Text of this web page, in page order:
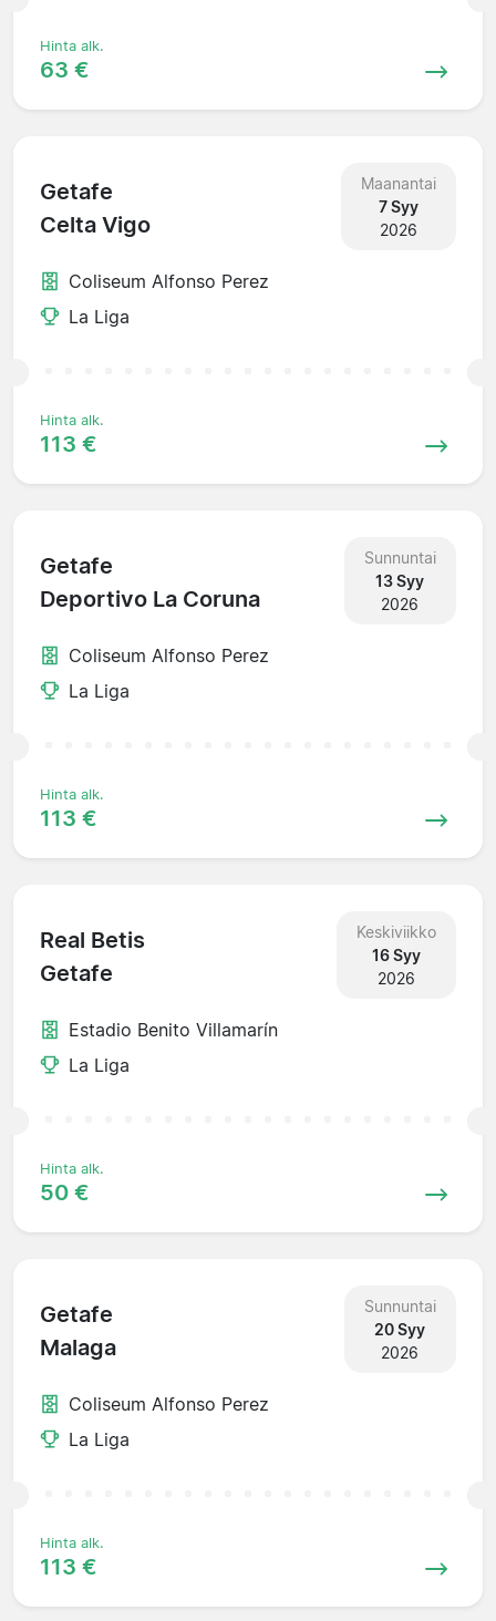
Hinta alk.
63 €
Getafe
Celta Vigo
Maanantai
7 Syy
2026
Coliseum Alfonso Perez
La Liga
Hinta alk.
113 €
Getafe
Deportivo La Coruna
Sunnuntai
13 Syy
2026
Coliseum Alfonso Perez
La Liga
Hinta alk.
113 €
Real Betis
Getafe
Keskiviikko
16 Syy
2026
Estadio Benito Villamarín
La Liga
Hinta alk.
50 €
Getafe
Malaga
Sunnuntai
20 Syy
2026
Coliseum Alfonso Perez
La Liga
Hinta alk.
113 €